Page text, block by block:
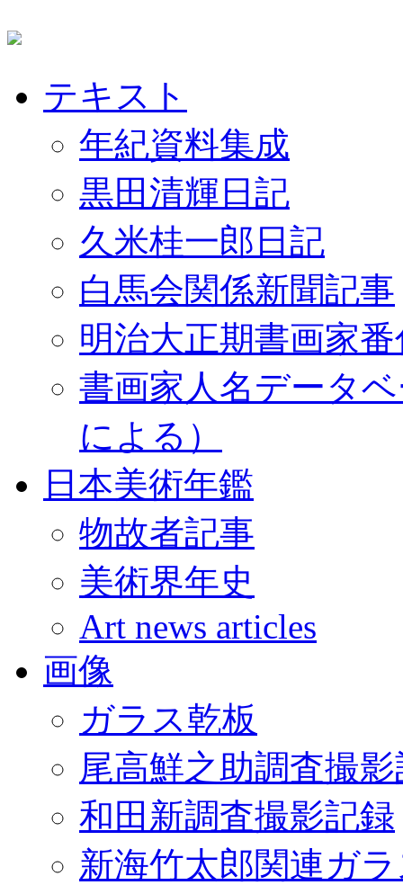
テキスト
年紀資料集成
黒田清輝日記
久米桂一郎日記
白馬会関係新聞記事
明治大正期書画家
書画家人名データ
による）
日本美術年鑑
物故者記事
美術界年史
Art news articles
画像
ガラス乾板
尾高鮮之助調査撮
和田新調査撮影記録
新海竹太郎関連ガ